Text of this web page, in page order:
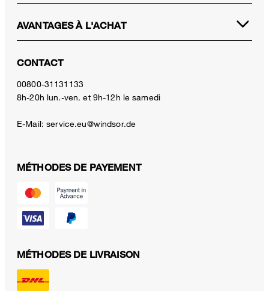
AVANTAGES À L'ACHAT
CONTACT
00800-31131133
8h-20h lun.-ven. et 9h-12h le samedi
E-Mail:service.eu@windsor.de
MÉTHODES DE PAYEMENT
MÉTHODES DE LIVRAISON